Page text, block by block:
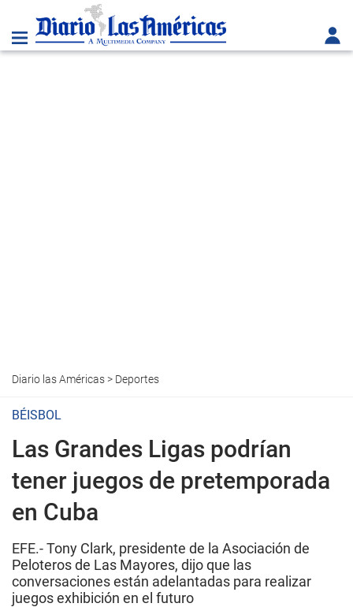
Diario las Américas> Deportes
BÉISBOL
Las Grandes Ligas podrían
tener juegos de pretemporada
en Cuba
EFE.- Tony Clark, presidente de la Asociación de
Peloteros de Las Mayores, dijo que las
conversaciones están adelantadas para realizar
juegos exhibición en el futuro